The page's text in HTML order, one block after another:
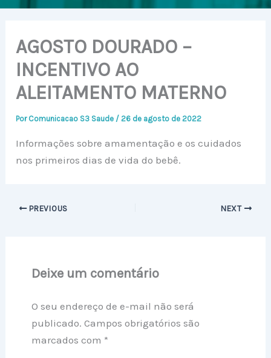
AGOSTO DOURADO –
INCENTIVO AO
ALEITAMENTO MATERNO
Por Comunicacao S3 Saude / 26 de agosto de 2022
Informações sobre amamentação e os cuidados
nos primeiros dias de vida do bebê.
PREVIOUS NEXT
Deixe um comentário
O seu endereço de e-mail não será
publicado. Campos obrigatórios são
marcados com *